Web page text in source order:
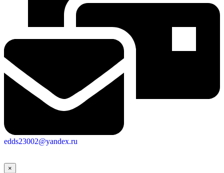
edds23002@yandex.ru
×